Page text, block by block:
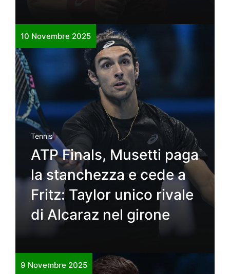
10 Novembre 2025
Tennis
ATP Finals, Musetti paga
la stanchezza e cede a
Fritz: Taylor unico rivale
di Alcaraz nel girone
9 Novembre 2025